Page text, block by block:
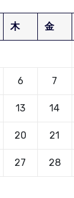
木 金
6 7
13 14
20 21
27 28